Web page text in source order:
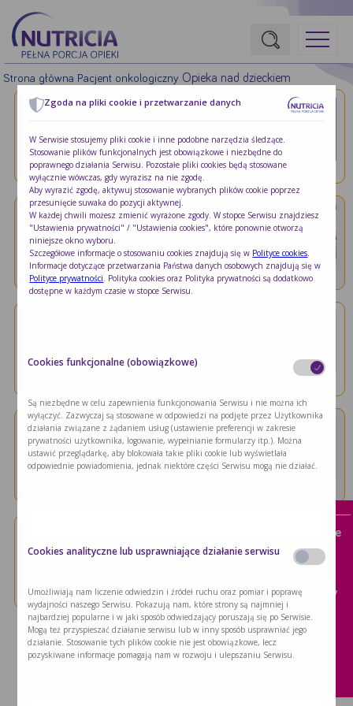
Strona główna Pacjent onkologiczny Opieka nad dzieckiem
Opieka nad dzieckiem Pacjent onkologiczny
Niniejsza książeczka z przepisami przeznaczona
jest …
Opieka nad dzieckiem Pacjent onkologiczny
Wady serca u dzieci
Wady wrodzone serca stanowią najliczniejszą
grupę …
Diagnoza choroby nowotworowej u dziecka jest
Opieka nad dzieckiem Pacjent onkologiczny
Białaczka u dzieci – …
Białaczki stanowią około 26% wszystkich
Jak zadbać o kondycję …
doświadczeniem – …
Brak apetytu w chorobie
Mukowiscydoza
Pacjent kardiologiczny
Pacjent onkologiczny
Porażenie mózgowe
Zgoda na pliki cookie i przetwarzanie danych
W Serwisie stosujemy pliki cookie i inne podobne narzędzia śledzące.
Stosowanie plików funkcjonalnych jest obowiązkowe i niezbędne do
poprawnego działania Serwisu. Pozostałe pliki cookies będą stosowane
wyłącznie wówczas, gdy wyrazisz na nie zgodę.
Aby wyrazić zgodę, aktywuj stosowanie wybranych plików cookie poprzez
przesunięcie suwaka do pozycji aktywnej.
W każdej chwili możesz zmienić wyrażone zgody. W stopce Serwisu znajdziesz
"Ustawienia prywatności" / "Ustawienia cookies", które ponownie otworzą
niniejsze okno wyboru.
Szczegółowe informacje o stosowaniu cookies znajdują się w Polityce cookies
Informacje dotyczące przetwarzania Państwa danych osobowych znajdują się w
Polityce prywatności . Polityka cookies oraz Polityka prywatności są dodatkowo
dostępne w każdym czasie w stopce Serwisu.
Cookies funkcjonalne (obowiązkowe)
Są niezbędne w celu zapewnienia funkcjonowania Serwisu i nie można ich
wyłączyć. Zazwyczaj są stosowane w odpowiedzi na podjęte przez Użytkownika
działania związane z żądaniem usług (ustawienie preferencji w zakresie
prywatności użytkownika, logowanie, wypełnianie formularzy itp.). Można
ustawić przeglądarkę, aby blokowała takie pliki cookie lub wyświetlała
odpowiednie powiadomienia, jednak niektóre części Serwisu mogą nie działać.
Cookies analityczne lub usprawniające działanie serwisu
Umożliwiają nam liczenie odwiedzin i źródeł ruchu oraz pomiar i poprawę
wydajności naszego Serwisu. Pokazują nam, które strony są najmniej i
najbardziej popularne i w jaki sposób odwiedzający poruszają się po Serwisie.
Mogą też przyspieszać działanie serwisu lub w inny sposób usprawniać jego
działanie. Stosowanie tych plików cookie nie jest obowiązkowe, lecz
pozyskiwane informacje pomagają nam w rozwoju i ulepszaniu Serwisu.